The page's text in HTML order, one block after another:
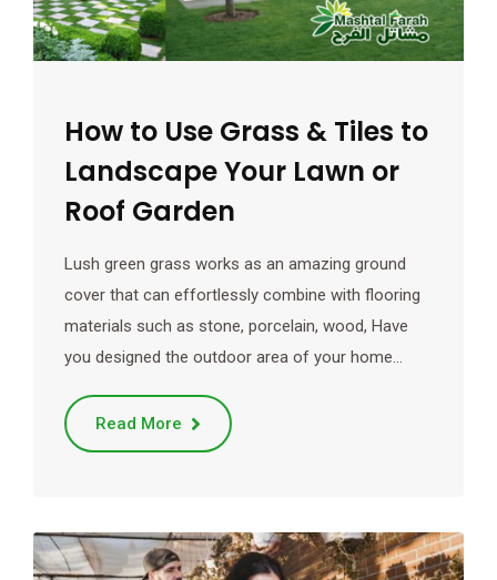
How to Use Grass & Tiles to
Landscape Your Lawn or
Roof Garden
Lush green grass works as an amazing ground
cover that can effortlessly combine with flooring
materials such as stone, porcelain, wood, Have
you designed the outdoor area of your home…
Read More